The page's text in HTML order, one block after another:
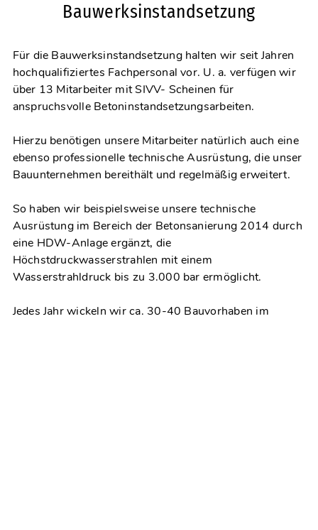
Bauwerksinstandsetzung
Für die Bauwerksinstandsetzung halten wir seit Jahren
hochqualifiziertes Fachpersonal vor. U. a. verfügen wir
über 13 Mitarbeiter mit SIVV- Scheinen für
anspruchsvolle Betoninstandsetzungsarbeiten.
Hierzu benötigen unsere Mitarbeiter natürlich auch eine
ebenso professionelle technische Ausrüstung, die unser
Bauunternehmen bereithält und regelmäßig erweitert.
So haben wir beispielsweise unsere technische
Ausrüstung im Bereich der Betonsanierung 2014 durch
eine HDW-Anlage ergänzt, die
Höchstdruckwasserstrahlen mit einem
Wasserstrahldruck bis zu 3.000 bar ermöglicht.
Jedes Jahr wickeln wir ca. 30-40 Bauvorhaben im